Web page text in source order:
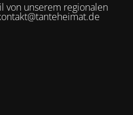
von unserem regionalen